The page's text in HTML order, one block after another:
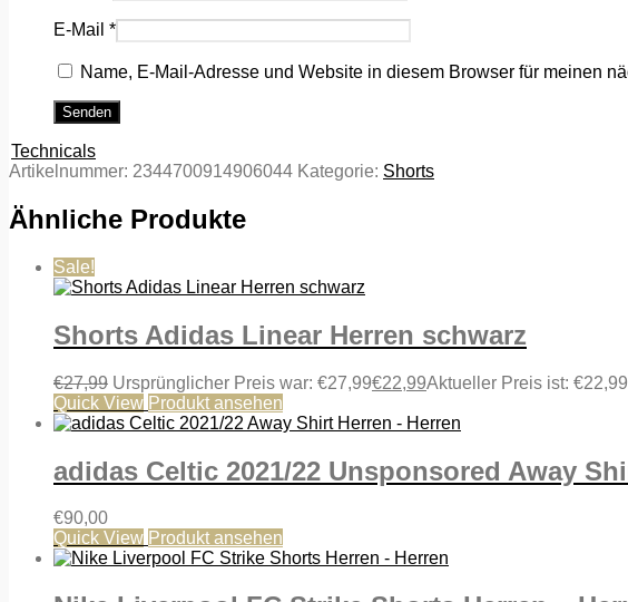
E-Mail *
Name, E-Mail-Adresse und Website in diesem Browser für meinen
Technicals
Artikelnummer: 2344700914906044 Kategorie: Shorts
Ähnliche Produkte
Sale!
Shorts Adidas Linear Herren schwarz
€27,99 Ursprünglicher Preis war: €27,99€22,99Aktueller Preis ist:
Quick View Produkt ansehen
adidas Celtic 2021/22 Unsponsored Away
€90,00
Quick View Produkt ansehen